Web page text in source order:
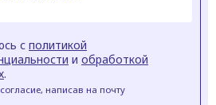
с политикой
и обработкой
.
написав на почту